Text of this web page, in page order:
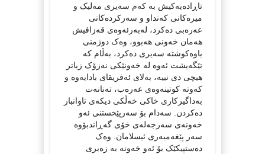
تاڕادەیەکیش بە کەم سەیری مەلیک و
میرەکانی کەنداو و سەرکردەکانی
عەرەبی دەکرد، لەبەرئەوەی قەزافیش
هەمان خەونی هەبوو، وەک دوژمنی
باوەکوشتە سەیری دەکرد، بەڵام کە
تێگەیشت ئەوە لە خەونێکی نەزۆک زیاتر
هیچی دی نییە، بەلای ئەفریقای بادایەوە و
کەوتە کوتینەوەی عەرەب، تەنانەت
بەداگیرکاری خاکی خەڵکی دیکەی تاوانبار
دەکردن. سەدام بۆ سەرپێخستنی ئەو
خەونەی سەرجەلەی خۆی گەڕاندبۆوە
سەر پێغەمبەری ئیسلامان. وەک
دەستپیکێک بۆ ئەو خەونە بە زەبری